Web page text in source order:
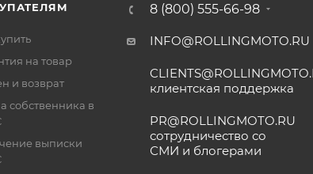
на товар
и возврат
собственника в
выписки
8 (800) 555-66-98
INFO@ROLLINGMOTO.RU
клиентская поддержка
PR@ROLLINGMOTO.RU
сотрудничество со
СМИ и блогерами